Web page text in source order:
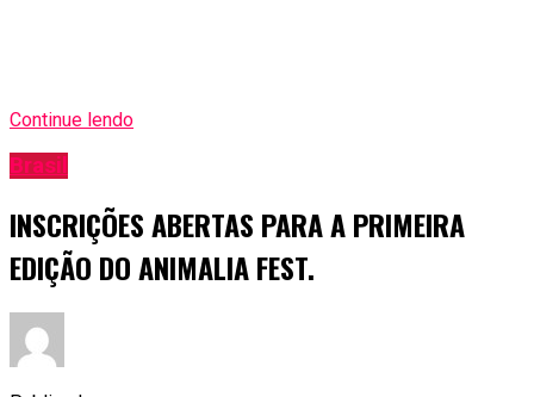
Continue lendo
Brasil
INSCRIÇÕES ABERTAS PARA A PRIMEIRA
EDIÇÃO DO ANIMALIA FEST.